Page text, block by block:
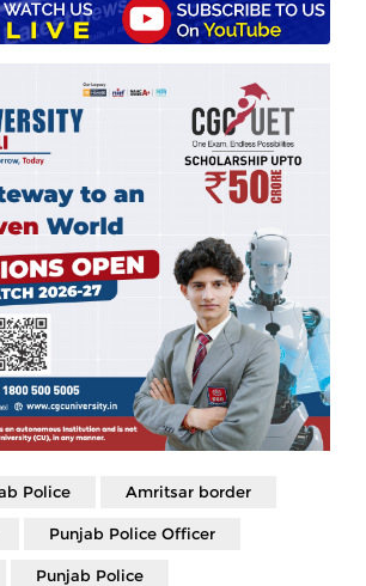
Police Amritsar border
Punjab Police Officer
Punjab Police